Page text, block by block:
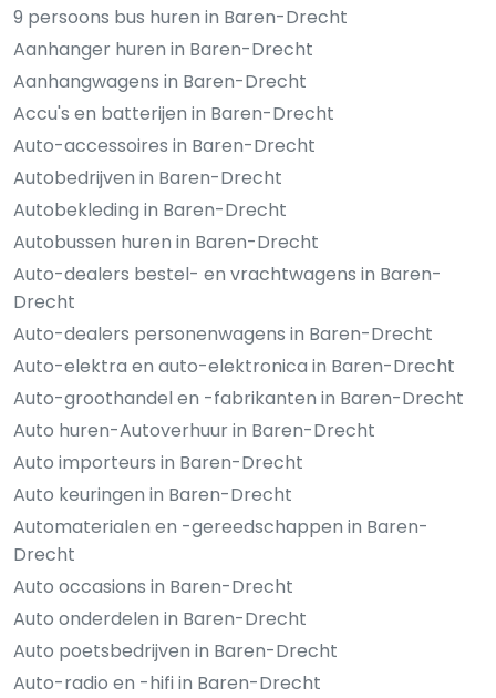
9 persoons bus huren in Baren-Drecht
Aanhanger huren in Baren-Drecht
Aanhangwagens in Baren-Drecht
Accu's en batterijen in Baren-Drecht
Auto-accessoires in Baren-Drecht
Autobedrijven in Baren-Drecht
Autobekleding in Baren-Drecht
Autobussen huren in Baren-Drecht
Auto-dealers bestel- en vrachtwagens in Baren-
Drecht
Auto-dealers personenwagens in Baren-Drecht
Auto-elektra en auto-elektronica in Baren-Drecht
Auto-groothandel en -fabrikanten in Baren-Drecht
Auto huren-Autoverhuur in Baren-Drecht
Auto importeurs in Baren-Drecht
Auto keuringen in Baren-Drecht
Automaterialen en -gereedschappen in Baren-
Drecht
Auto occasions in Baren-Drecht
Auto onderdelen in Baren-Drecht
Auto poetsbedrijven in Baren-Drecht
Auto-radio en -hifi in Baren-Drecht